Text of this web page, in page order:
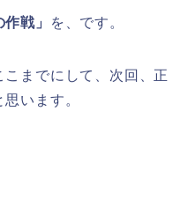
戦」 を、です。
までにして、次回、正
います。